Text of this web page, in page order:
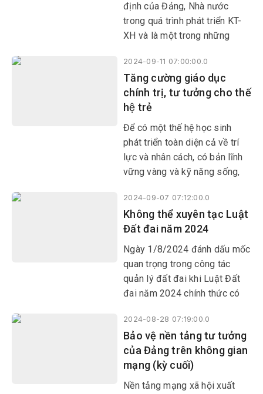
định của Đảng, Nhà nước
trong quá trình phát triển KT-
XH và là một trong những
phần thực hiện các chiến lược
phát triển đất nước.
2024-09-11 07:00:00.0
Tăng cường giáo dục
chính trị, tư tưởng cho thế
hệ trẻ
Để có một thế hệ học sinh
phát triển toàn diện cả về trí
lực và nhân cách, có bản lĩnh
vững vàng và kỹ năng sống,
hoạt động dạy kiến thức theo
chương trình phổ thông thì các
trường học phải tăng cường
công tác giáo dục chính trị tư
tưởng, đạo đức, lối sống,
truyền thống cách mạng cho
giáo viên và học sinh.
2024-09-07 07:12:00.0
Không thể xuyên tạc Luật
Đất đai năm 2024
Ngày 1/8/2024 đánh dấu mốc
quan trọng trong công tác
quản lý đất đai khi Luật Đất
đai năm 2024 chính thức có
2024-08-28 07:19:00.0
Bảo vệ nền tảng tư tưởng
của Đảng trên không gian
mạng (kỳ cuối)
Nền tảng mạng xã hội xuất